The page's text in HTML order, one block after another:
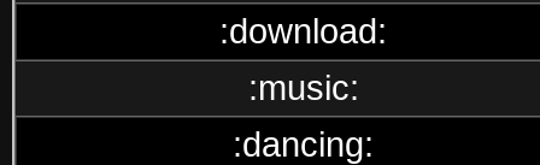
:download:
:music:
:dancing: